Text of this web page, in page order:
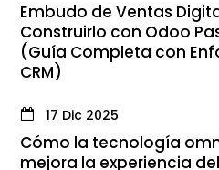
Embudo de Ventas
Construirlo con Odoo
(Guía Completa con
CRM)
17 Dic 2025
Cómo la tecnología
mejora la experiencia